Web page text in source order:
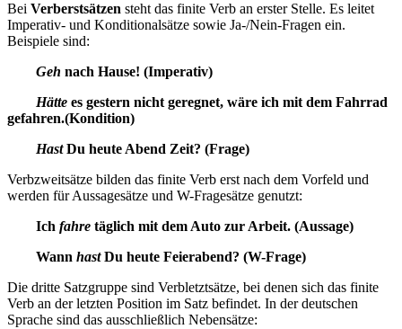
Bei Verberstsätzen steht das finite Verb an erster Stelle. Es leitet
Imperativ- und Konditionalsätze sowie Ja-/Nein-Fragen ein.
Beispiele sind:
Geh nach Hause! (Imperativ)
Hätte es gestern nicht geregnet, wäre ich mit dem Fahrrad
gefahren.(Kondition)
HastDu heute Abend Zeit? (Frage)
Verbzweitsätze bilden das finite Verb erst nach dem Vorfeld und
werden für Aussagesätze und W-Fragesätze genutzt:
Ich fahre täglich mit dem Auto zur Arbeit. (Aussage)
Wann hastDu heute Feierabend? (W-Frage)
Die dritte Satzgruppe sind Verbletztsätze, bei denen sich das finite
Verb an der letzten Position im Satz befindet. In der deutschen
Sprache sind das ausschließlich Nebensätze: